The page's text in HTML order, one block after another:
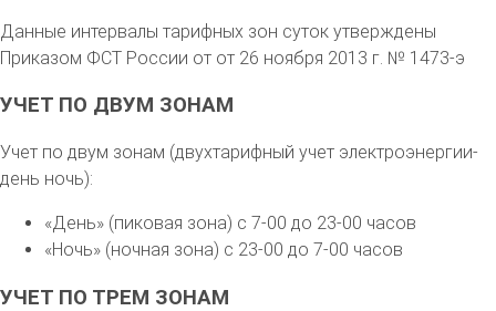
Данные интервалы тарифных зон суток утверждены
Приказом ФСТ России от от 26 ноября 2013 г. № 1473-э
УЧЕТ ПО ДВУМ ЗОНАМ
Учет по двум зонам (двухтарифный учет электроэнергии-
день ночь):
«День» (пиковая зона) с 7-00 до 23-00 часов
«Ночь» (ночная зона) с 23-00 до 7-00 часов
УЧЕТ ПО ТРЕМ ЗОНАМ